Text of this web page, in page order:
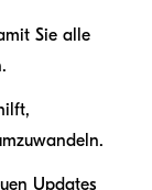
Sie alle
Updates